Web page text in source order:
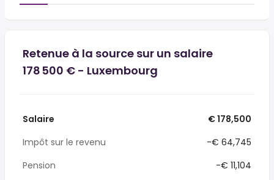
Retenue à la source sur un salaire
178 500 € - Luxembourg
Salaire
€ 178,500
Impôt sur le revenu
-€ 64,745
Pension
-€ 11,104